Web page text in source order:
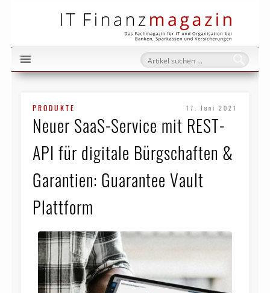
PRODUKTE 17. Juni 2021
Neuer SaaS-Service mit REST-
API für digitale Bürgschaften &
Garantien: Guarantee Vault
Plattform